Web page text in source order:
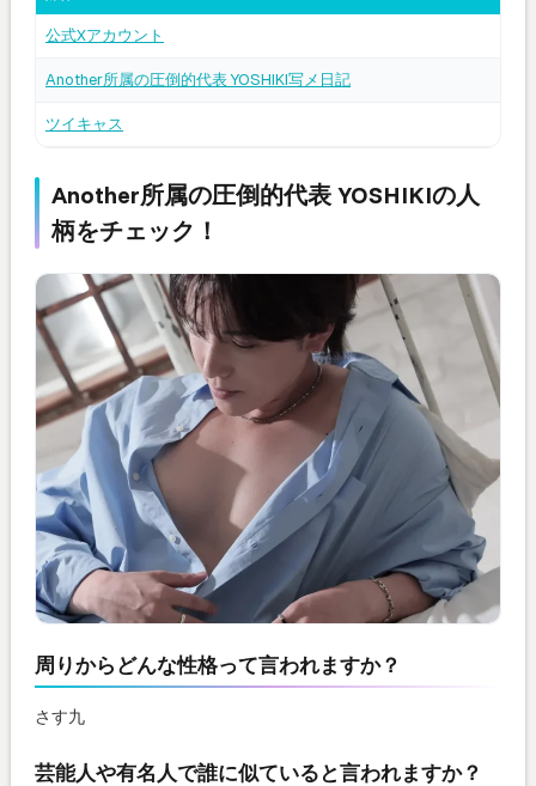
公式Xアカウント
Another所属の圧倒的代表 YOSHIKI写メ日記
ツイキャス
Another所属の圧倒的代表 YOSHIKIの人
柄をチェック！
周りからどんな性格って言われますか？
さす九
芸能人や有名人で誰に似ていると言われますか？